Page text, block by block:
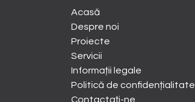
Acasă
Despre noi
​Proiecte
Servicii
Informații legale
Politică de confidențialitate
Contactați-ne